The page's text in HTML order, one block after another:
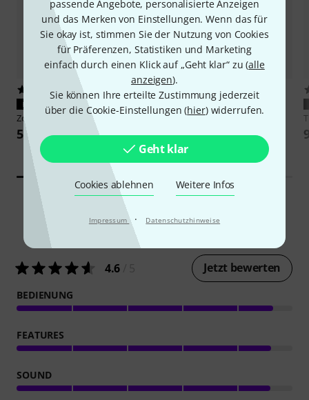
passende Angebote, personalisierte Anzeigen
und das Merken von Einstellungen. Wenn das für
Sie okay ist, stimmen Sie der Nutzung von Cookies
für Präferenzen, Statistiken und Marketing
einfach durch einen Klick auf „Geht klar“ zu (alle
anzeigen).
Sie können Ihre erteilte Zustimmung jederzeit
über die Cookie-Einstellungen (hier) widerrufen.
Geht klar
Cookies ablehnen Weitere Infos
Impressum · Datenschutzhinweise
23
PASST GARANTIERT
Zoom BTA-2
55 €
18
PASST GARANTIERT
ZoomZDM-1 Podcast Mic Pack
99 €
Kundenbewertungen
4.6 Jetzt bewerten
BEDIENUNG
FEATURES
SOUND